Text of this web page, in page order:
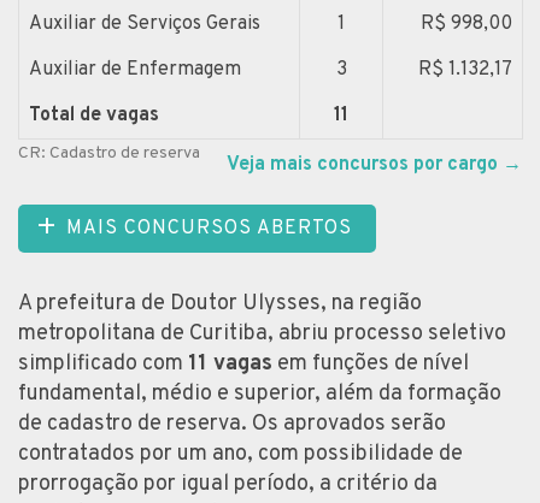
Auxiliar de Serviços Gerais
1
R$ 998,00
Auxiliar de Enfermagem
3
R$ 1.132,17
Total de vagas
11
CR: Cadastro de reserva Veja mais concursos por cargo →
MAIS CONCURSOS ABERTOS
A prefeitura de Doutor Ulysses, na região
metropolitana de Curitiba, abriu processo seletivo
simplificado com 11 vagas em funções de nível
fundamental, médio e superior, além da formação
de cadastro de reserva. Os aprovados serão
contratados por um ano, com possibilidade de
prorrogação por igual período, a critério da